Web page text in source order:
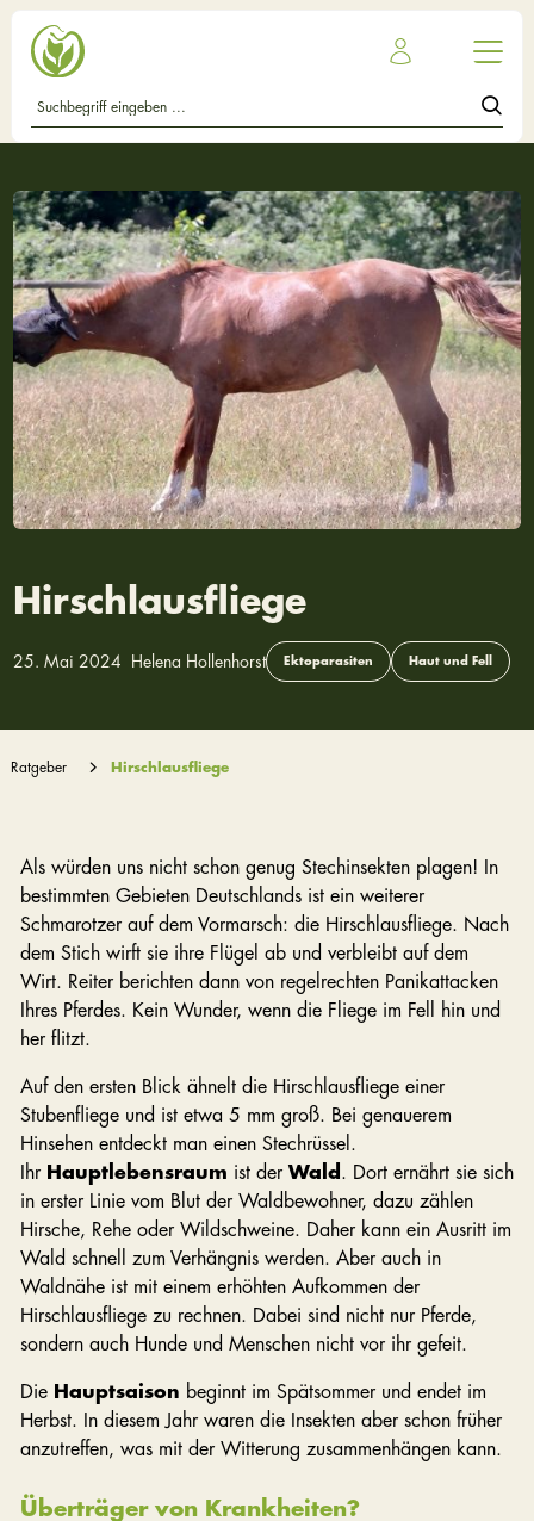
Hirschlausfliege
25. Mai 2024 Helena Hollenhorst Ektoparasiten Haut und Fell
Ratgeber Hirschlausfliege
Als würden uns nicht schon genug Stechinsekten plagen! In
bestimmten Gebieten Deutschlands ist ein weiterer
Schmarotzer auf dem Vormarsch: die Hirschlausfliege. Nach
dem Stich wirft sie ihre Flügel ab und verbleibt auf dem
Wirt. Reiter berichten dann von regelrechten Panikattacken
Ihres Pferdes. Kein Wunder, wenn die Fliege im Fell hin und
her flitzt.
Auf den ersten Blick ähnelt die Hirschlausfliege einer
Stubenfliege und ist etwa 5 mm groß. Bei genauerem
Hinsehen entdeckt man einen Stechrüssel.
Ihr Hauptlebensraum ist derWald . Dort ernährt sie sich
in erster Linie vom Blut der Waldbewohner, dazu zählen
Hirsche, Rehe oder Wildschweine. Daher kann ein Ausritt im
Wald schnell zum Verhängnis werden. Aber auch in
Waldnähe ist mit einem erhöhten Aufkommen der
Hirschlausfliege zu rechnen. Dabei sind nicht nur Pferde,
sondern auch Hunde und Menschen nicht vor ihr gefeit.
Die Hauptsaison beginnt im Spätsommer und endet im
Herbst. In diesem Jahr waren die Insekten aber schon früher
anzutreffen, was mit der Witterung zusammenhängen kann.
Überträger von Krankheiten?